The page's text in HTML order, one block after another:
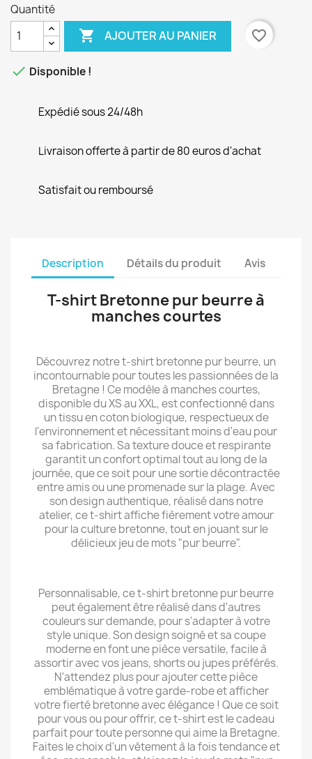
Quantité
 AJOUTER AU PANIER favorite_border
 Disponible !
Expédié sous 24/48h
Livraison offerte à partir de 80 euros d'achat
Satisfait ou remboursé
Description Détails du produit Avis
T-shirt Bretonne pur beurre à
manches courtes
Découvrez notre t-shirt bretonne pur beurre, un
incontournable pour toutes les passionnées de la
Bretagne ! Ce modèle à manches courtes,
disponible du XS au XXL, est confectionné dans
un tissu en coton biologique, respectueux de
l'environnement et nécessitant moins d'eau pour
sa fabrication. Sa texture douce et respirante
garantit un confort optimal tout au long de la
journée, que ce soit pour une sortie décontractée
entre amis ou une promenade sur la plage. Avec
son design authentique, réalisé dans notre
atelier, ce t-shirt affiche fièrement votre amour
pour la culture bretonne, tout en jouant sur le
délicieux jeu de mots "pur beurre".
Personnalisable, ce t-shirt bretonne pur beurre
peut également être réalisé dans d'autres
couleurs sur demande, pour s'adapter à votre
style unique. Son design soigné et sa coupe
moderne en font une pièce versatile, facile à
assortir avec vos jeans, shorts ou jupes préférés.
N'attendez plus pour ajouter cette pièce
emblématique à votre garde-robe et afficher
votre fierté bretonne avec élégance ! Que ce soit
pour vous ou pour offrir, ce t-shirt est le cadeau
parfait pour toute personne qui aime la Bretagne.
Faites le choix d'un vêtement à la fois tendance et